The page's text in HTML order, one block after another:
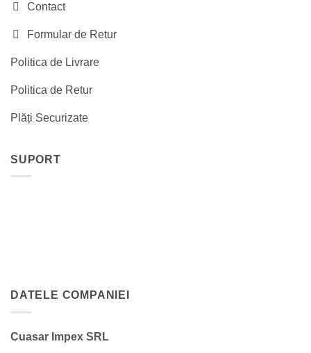
Contact
Formular de Retur
Politica de Livrare
Politica de Retur
Plăți Securizate
SUPORT
DATELE COMPANIEI
Cuasar Impex SRL